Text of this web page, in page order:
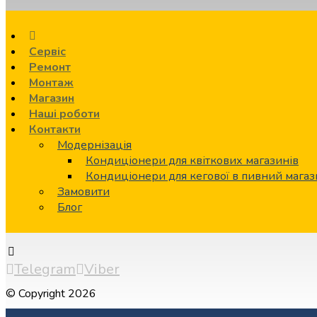
Сервіс
Ремонт
Монтаж
Магазин
Наші роботи
Контакти
Модернізація
Кондиціонери для квіткових магазинів
Кондиціонери для кегової в пивний
Замовити
Блог
Telegram Viber
© Copyright 2026